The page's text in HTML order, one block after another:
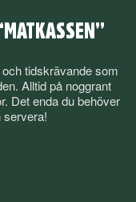
tidskrävande som
Alltid på noggrant
Det enda du behöver
servera!